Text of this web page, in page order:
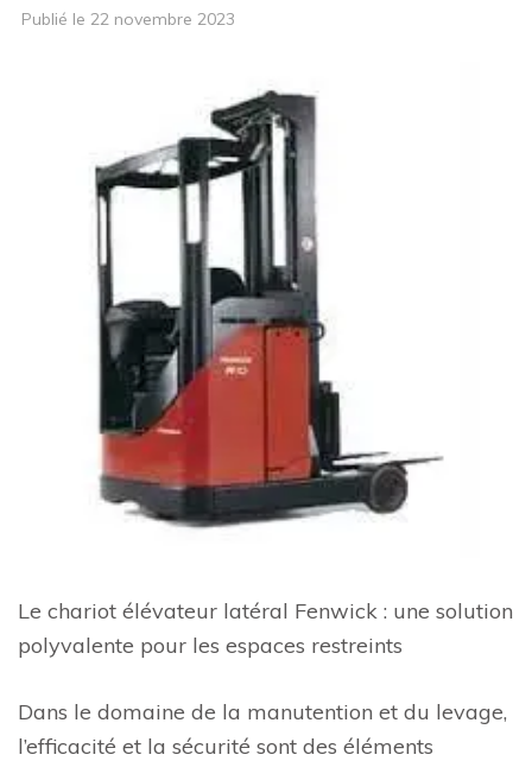
Publié le 22 novembre 2023
Le chariot élévateur latéral Fenwick : une solution
polyvalente pour les espaces restreints
Dans le domaine de la manutention et du levage,
l’efficacité et la sécurité sont des éléments